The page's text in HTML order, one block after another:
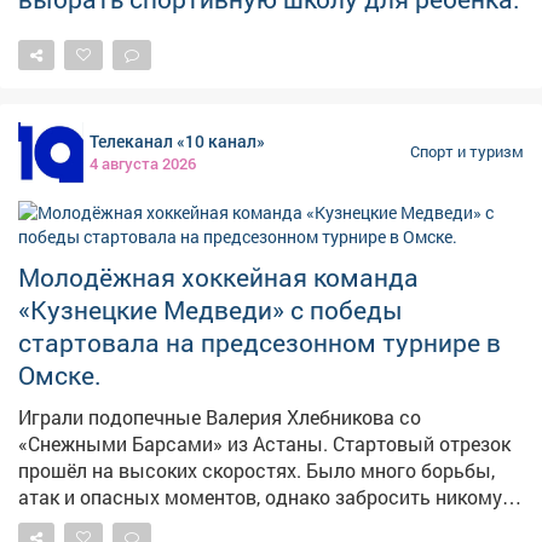
Телеканал «10 канал»
4 августа 2026
Спорт и туризм
Молодёжная хоккейная команда
«Кузнецкие Медведи» с победы
стартовала на предсезонном турнире в
Омске.
Играли подопечные Валерия Хлебникова со
«Снежными Барсами» из Астаны. Стартовый отрезок
прошёл на высоких скоростях. Было много борьбы,
атак и опасных моментов, однако забросить никому
не удалось. Счёт открыли новокузнечане в начале